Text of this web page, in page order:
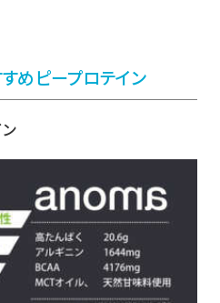
めピープロテイン